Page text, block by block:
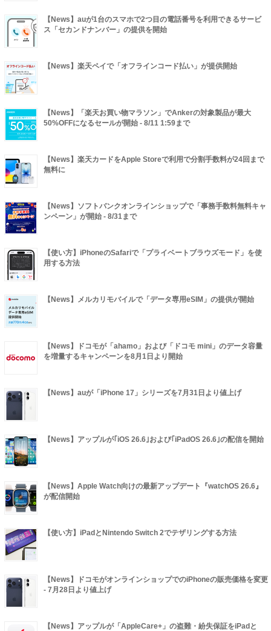
【News】auが1台のスマホで2つ目の電話番号を利用できるサービ
ス「セカンドナンバー」の提供を開始
【News】楽天ペイで「オフラインコード払い」が提供開始
【News】「楽天お買い物マラソン」でAnkerの対象製品が最大
50%OFFになるセールが開始 - 8/11 1:59まで
【News】楽天カードをApple Storeで利用で分割手数料が24回まで
無料に
【News】ソフトバンクオンラインショップで「事務手数料無料キャ
ンペーン」が開始 - 8/31まで
【使い方】iPhoneのSafariで「プライベートブラウズモード」を使
用する方法
【News】メルカリモバイルで「データ専用eSIM」の提供が開始
【News】ドコモが「ahamo」および「ドコモ mini」のデータ容量
を増量するキャンペーンを8月1日より開始
【News】auが「iPhone 17」シリーズを7月31日より値上げ
【News】アップルが｢iOS 26.6｣および｢iPadOS 26.6｣の配信を開始
【News】Apple Watch向けの最新アップデート『watchOS 26.6』
が配信開始
【使い方】iPadとNintendo Switch 2でテザリングする方法
【News】ドコモがオンラインショップでのiPhoneの販売価格を変更
- 7月28日より値上げ
【News】アップルが「AppleCare+」の盗難・紛失保証をiPadと